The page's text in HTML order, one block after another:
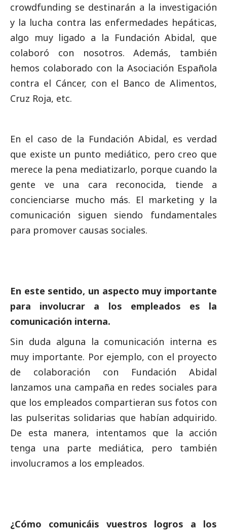
crowdfunding se destinarán a la investigación
y la lucha contra las enfermedades hepáticas,
algo muy ligado a la Fundación Abidal, que
colaboró con nosotros. Además, también
hemos colaborado con la Asociación Española
contra el Cáncer, con el Banco de Alimentos,
Cruz Roja, etc.
En el caso de la Fundación Abidal, es verdad
que existe un punto mediático, pero creo que
merece la pena mediatizarlo, porque cuando la
gente ve una cara reconocida, tiende a
concienciarse mucho más. El marketing y la
comunicación siguen siendo fundamentales
para promover causas sociales.
En este sentido, un aspecto muy importante
para involucrar a los empleados es la
comunicación interna.
Sin duda alguna la comunicación interna es
muy importante. Por ejemplo, con el proyecto
de colaboración con Fundación Abidal
lanzamos una campaña en redes sociales para
que los empleados compartieran sus fotos con
las pulseritas solidarias que habían adquirido.
De esta manera, intentamos que la acción
tenga una parte mediática, pero también
involucramos a los empleados.
¿Cómo comunicáis vuestros logros a los